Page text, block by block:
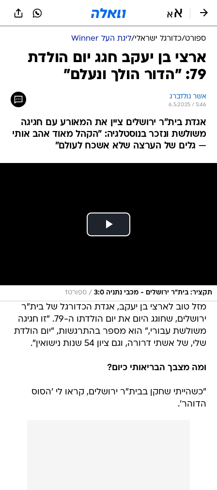
ספורט/כדורגל ישראלי/ליגת העל Winner
ארצי בן יעקב חגג יום הולדת
79: "הדור הולך ונעלם"
אשר גולדברג
6.5.2025 / 5:46
אגדת בית"ר ירושלים ציין את המאורע עם חגיגה
משולשת ונזכר בנוסטלגיה: "הקהל מאוד אהב אותי
— גלים של הערצה שלא אשכח לעולם"
תקציר: בית"ר ירושלים - מכבי נתניה 3:0 / ספורט1
מזל טוב לארצי בן יעקב, אגדת הכדורגל של בית"ר
ירושלים, שחוגג היום את יום הולדתו ה-79. "זו חגיגה
משולשת עבורי," הוא מספר בהתרגשות, "יום הולדת
שלי, של אשתי דרורה, וגם ציון 54 שנות נישואין".
ומה מצבך הבריאותי כיום?
"כשהייתי שחקן בבית"ר ירושלים, קראו לי 'הסוס
הדוהר'.